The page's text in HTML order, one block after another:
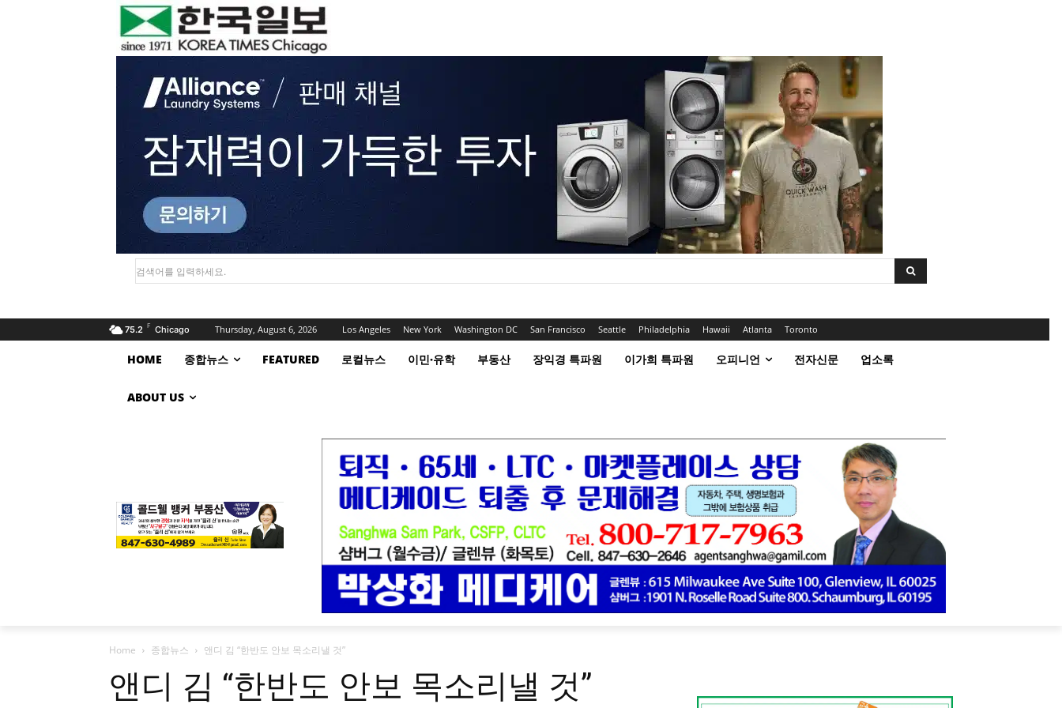
검색어를 입력하세요.
75.2 F Chicago Thursday, August 6, 2026 Los Angeles New York Washington DC San Francisco Seattle Philadelphia Hawaii Atlanta Toronto
HOME 종합뉴스 FEATURED 로컬뉴스 이민·유학 부동산 장익경 특파원 이가희 특파원 오피니언 전자신문 업소록
ABOUT US
Home 종합뉴스 앤디 김 “한반도 안보 목소리낼 것”
앤디 김 “한반도 안보 목소리낼 것”